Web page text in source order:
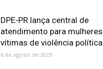
DPE-PR lança central de
atendimento para mulheres
vítimas de violência política
6 de agosto de 2026